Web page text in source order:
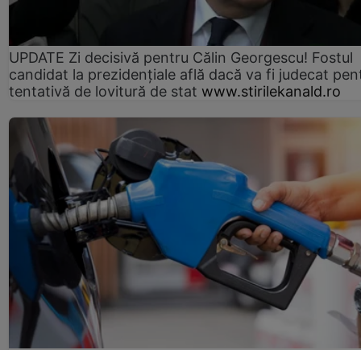
UPDATE Zi decisivă pentru Călin Georgescu! Fostul
candidat la prezidențiale află dacă va fi judecat
tentativă de lovitură de stat www.stirilekanald.ro